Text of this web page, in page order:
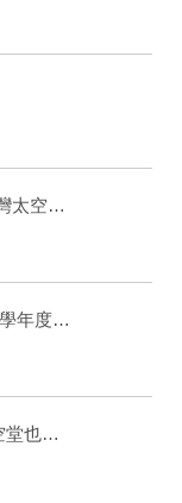
【轉知】國家太空中心 第 3 屆台灣太空國際年會（TASTI 2026）研討會票券提供
【轉知教務處公告】受理申請115學年度國立中山大學跨校學生修讀輔系、雙主修相關事宜
【工讀資訊】比工讀時薪更高，空堂也能接! 藍田國小誠徵臨時代課教師